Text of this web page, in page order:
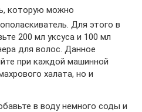
которую можно
Для этого в
200 мл уксуса и 100 мл
для волос. Данное
при каждой машинной
халата, но и
в воду немного соды и